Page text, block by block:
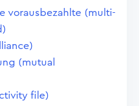
vorausbezahlte (multi-
(mutual
file)